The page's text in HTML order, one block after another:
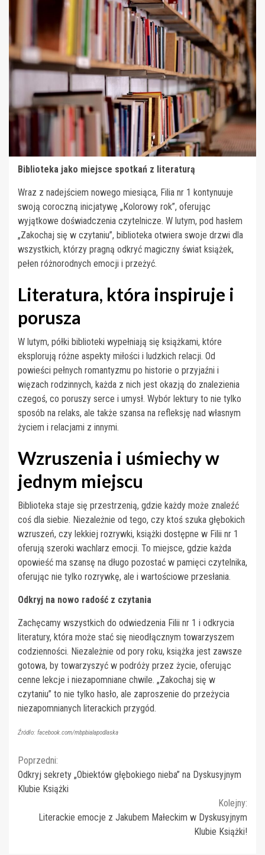
Biblioteka jako miejsce spotkań z literaturą
Wraz z nadejściem nowego miesiąca, Filia nr 1 kontynuuje
swoją coroczną inicjatywę „Kolorowy rok”, oferując
wyjątkowe doświadczenia czytelnicze. W lutym, pod hasłem
„Zakochaj się w czytaniu”, biblioteka otwiera swoje drzwi dla
wszystkich, którzy pragną odkryć magiczny świat książek,
pełen różnorodnych emocji i przeżyć.
Literatura, która inspiruje i
porusza
W lutym, półki biblioteki wypełniają się książkami, które
eksplorują różne aspekty miłości i ludzkich relacji. Od
powieści pełnych romantyzmu po historie o przyjaźni i
więzach rodzinnych, każda z nich jest okazją do znalezienia
czegoś, co poruszy serce i umysł. Wybór lektury to nie tylko
sposób na relaks, ale także szansa na refleksję nad własnym
życiem i relacjami z innymi.
Wzruszenia i uśmiechy w
jednym miejscu
Biblioteka staje się przestrzenią, gdzie każdy może znaleźć
coś dla siebie. Niezależnie od tego, czy ktoś szuka głębokich
wzruszeń, czy lekkiej rozrywki, książki dostępne w Filii nr 1
oferują szeroki wachlarz emocji. To miejsce, gdzie każda
opowieść ma szansę na długo pozostać w pamięci czytelnika,
oferując nie tylko rozrywkę, ale i wartościowe przesłania.
Odkryj na nowo radość z czytania
Zachęcamy wszystkich do odwiedzenia Filii nr 1 i odkrycia
literatury, która może stać się nieodłącznym towarzyszem
codzienności. Niezależnie od pory roku, książka jest zawsze
gotowa, by towarzyszyć w podróży przez życie, oferując
cenne lekcje i niezapomniane chwile. „Zakochaj się w
czytaniu” to nie tylko hasło, ale zaproszenie do przeżycia
niezapomnianych literackich przygód.
Źródło: facebook.com/mbpbialapodlaska
Continue
Reading
Poprzedni:
Odkryj sekrety „Obiektów głębokiego nieba” na Dyskusyjnym
Klubie Książki
Kolejny:
Literackie emocje z Jakubem Małeckim w Dyskusyjnym
Klubie Książki!